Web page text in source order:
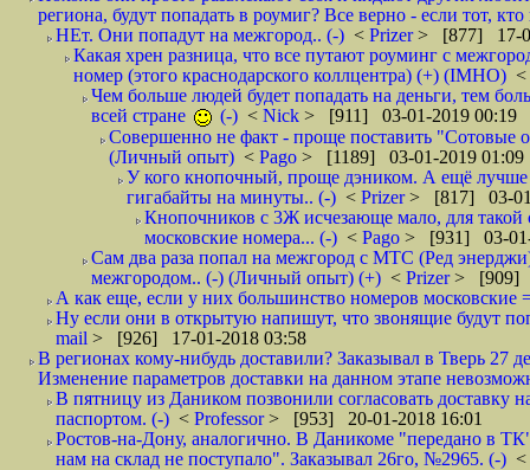
региона, будут попадать в роумиг? Все верно - если тот,
НЕт. Они попадут на межгород.. (-) < Prizer> [877] 17-
Какая хрен разница, что все путают роуминг с
номер (этого краснодарского коллцентра) (+) (IMHO) <
Чем больше людей будет попадать на деньги, тем
всей стране
(-) < Nick > [911] 03-01-2019 00:19
Совершенно не факт - проще поставить "Сотовые
(Личный опыт) < Pago > [1189] 03-01-2019 01:09
У кого кнопочный, проще дэником. А ещё лучше
гигабайты на минуты.. (-) < Prizer> [817] 03-
Кнопочников с 3Ж исчезающе мало, для такой
московские номера... (-) < Pago > [931] 03-01-
Сам два раза попал на межгород с МТС (Ред
межгородом.. (-) (Личный опыт) (+) < Prizer> [909]
А как еще, если у них большинство номеров московские
Ну если они в открытую напишут, что звонящие будут
mail > [926] 17-01-2018 03:58
В регионах кому-нибудь доставили? Заказывал в Тверь 27
Изменение параметров доставки на данном этапе
В пятницу из Даником позвонили согласовать доставку
паспортом. (-) < Professor> [953] 20-01-2018 16:01
Ростов-на-Дону, аналогично. В Даникоме "передано в
нам на склад не поступало". Заказывал 26го, №2965. (-) <